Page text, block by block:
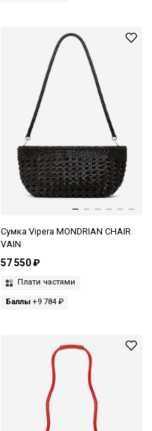
Сумка Vipera MONDRIAN CHAIR
VAIN
57 550 ₽
Плати частями
Баллы+9 784 ₽